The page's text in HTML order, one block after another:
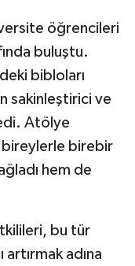
öğrencileri
buluştu.
bibloları
sakinleştirici ve
Atölye
bireylerle birebir
hem de
bu tür
adına